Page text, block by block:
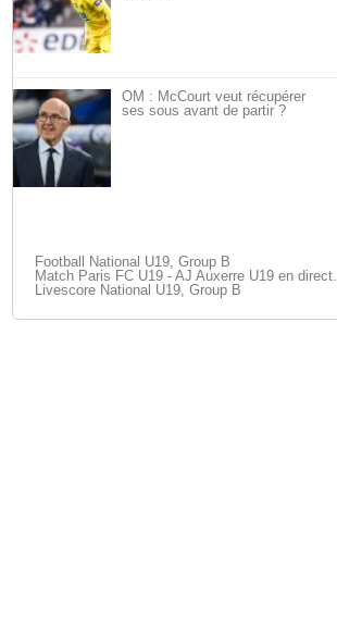
OM : McCourt veut récupérer
ses sous avant de partir ?
Football National U19, Group B
Match Paris FC U19 - AJ Auxerre U19 en direct.
Livescore National U19, Group B